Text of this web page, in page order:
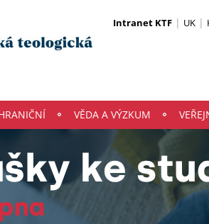
Intranet KTF UK
VĚDA A VÝZKUM